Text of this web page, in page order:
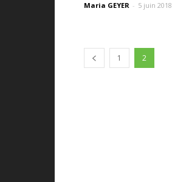
Maria GEYER - 5 juin 2018
1 2